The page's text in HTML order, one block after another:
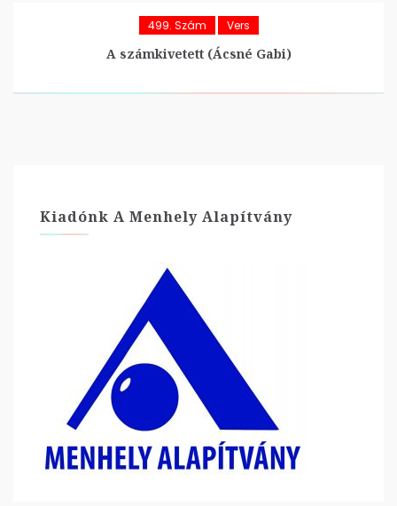
499. Szám Vers
A számkivetett (Ácsné Gabi)
Kiadónk A Menhely Alapítvány